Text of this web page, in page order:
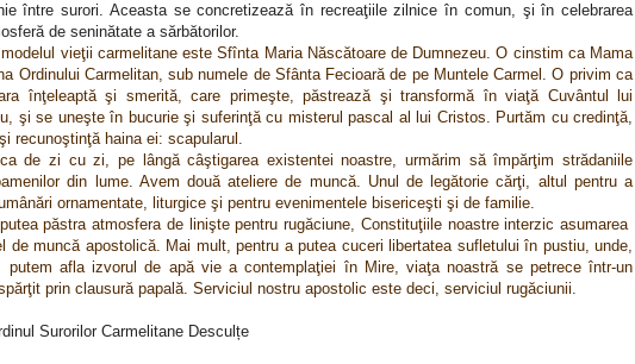
între surori. Aceasta se concretizează în recreaţiile zilnice în comun, şi în celebrarea
de seninătate a sărbătorilor.
modelul vieţii carmelitane este Sfînta Maria Născătoare de Dumnezeu. O cinstim ca Mama
Ordinului Carmelitan, sub numele de Sfânta Fecioară de pe Muntele Carmel. O privim ca
înţeleaptă şi smerită, care primeşte, păstrează şi transformă în viaţă Cuvântul lui
şi se uneşte în bucurie şi suferinţă cu misterul pascal al lui Cristos. Purtăm cu credinţă,
recunoştinţă haina ei: scapularul.
de zi cu zi, pe lângă câştigarea existentei noastre, urmărim să împărţim strădaniile
din lume. Avem două ateliere de muncă. Unul de legătorie cărţi, altul pentru a
ornamentate, liturgice şi pentru evenimentele bisericeşti şi de familie.
păstra atmosfera de linişte pentru rugăciune, Constituţiile noastre interzic asumarea
de muncă apostolică. Mai mult, pentru a putea cuceri libertatea sufletului în pustiu, unde,
putem afla izvorul de apă vie a contemplaţiei în Mire, viaţa noastră se petrece într-un
prin clausură papală. Serviciul nostru apostolic este deci, serviciul rugăciunii.
Surorilor Carmelitane Desculțe